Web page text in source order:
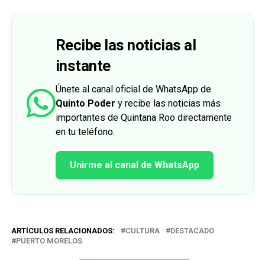
Recibe las noticias al
instante
Únete al canal oficial de WhatsApp de
Quinto Poder y recibe las noticias más
importantes de Quintana Roo directamente
en tu teléfono.
Unirme al canal de WhatsApp
ARTÍCULOS RELACIONADOS: CULTURA
DESTACADO
PUERTO MORELOS